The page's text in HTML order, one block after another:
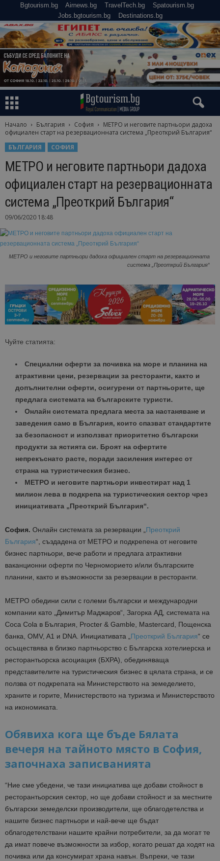
Bgtourism.bg Airnews.bg TravelTech.bg
Spatourism.bg
Jobs.bgtourism.bg
Destinations.bg
Начало България София
МЕТРО и неговите партньори дадоха
официален старт на резервационната система „Преоткрий България“
БЪЛГАРИЯ
СОФИЯ
МЕТРО и неговите партньори дадоха
официален старт на резервационната
система „Преоткрий България“
09/06/2020 18:48
МЕТРО и неговите партньори дадоха официален старт на резервационната
система „Преоткрий България“
Чуйте статията:
Специални оферти за почивка на море и планина на
атрактивни цени, резервации за ресторанти, както и
допълнителни оферти, осигурени от партньорите, ще
предлага системата на българските туристи.
Онлайн системата предлага места за настаняване и
заведения само в България, които спазват стандартите
за безопасност и използват приоритетно български
продукти за ястията си. Броят на офертите
непрекъснато расте, поради засиления интерес от
страна на туристическия бизнес.
МЕТРО и неговите партньори инвестират над 1
милион лева в подкрепа на туристическия сектор чрез
инициативата „Преоткрий България“.
София. Онлайн системата за резервации „Преоткрий
България“, създадена от МЕТРО и подкрепена от неговите
бизнес партньори, вече работи и предлага атрактивни
ваканционни оферти по Черноморието и/или българските
планини, както и възможности за резервации в ресторанти.
МЕТРО обедини сили с големи български и международни
компании като „Димитър Маджаров“, Загорка АД, системата на
Coca Cola в България, Procter & Gamble, Mastercard, Пощенска
банка, OMV, A1 и DNA. Инициативата „Преоткрий България“ се
осъществява в близко партньорство с Българска хотелиерска и
ресторантьорска асоциация (БХРА), обединяваща
представителите на туристическия бизнес в цялата страна, и се
ползва от подкрепата на Министерството на земеделието,
храните и горите, Министерството на туризма и Министерството
на икономиката.
Обявиха кога ще бъде Бялата
вечеря на тайното място в София,
започнаха записванията
“Ние сме убедени, че тази инициатива ще добави стойност в
ресторантьорския сектор, но ще добави стойност и за местните
български земеделски производители, ще облагодетелства и
нашите бизнес партньори и най-вече ще бъдат
облагодетелствани нашите крайни потребители, за да могат те
да имат повече възможности за избор, когато решат да ходят на
почивка или да консумират храна навън. Въпреки, че тази